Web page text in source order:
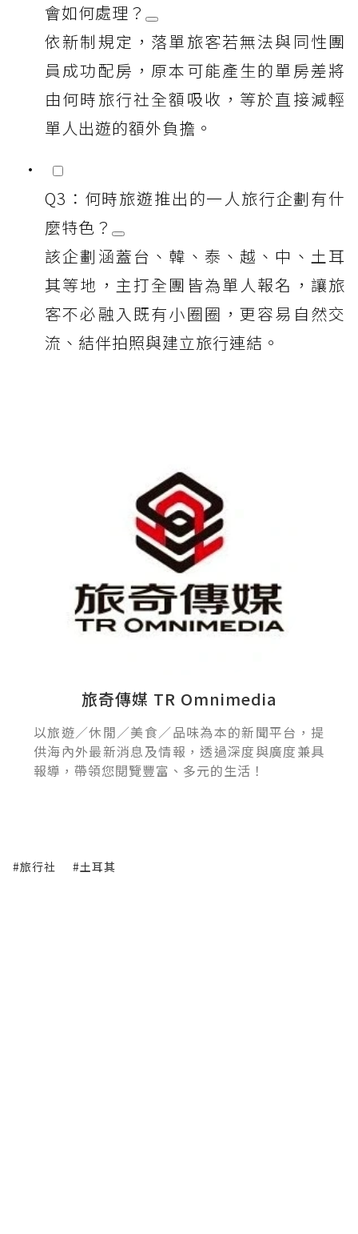
會如何處理？
依新制規定，落單旅客若無法與同性團
員成功配房，原本可能產生的單房差將
由何時旅行社全額吸收，等於直接減輕
單人出遊的額外負擔。
Q3：何時旅遊推出的一人旅行企劃有什
麼特色？
該企劃涵蓋台、韓、泰、越、中、土耳
其等地，主打全團皆為單人報名，讓旅
客不必融入既有小圈圈，更容易自然交
流、結伴拍照與建立旅行連結。
旅奇傳媒 TR Omnimedia
以旅遊／休閒／美食／品味為本的新聞平台，提
供海內外最新消息及情報，透過深度與廣度兼具
報導，帶領您閱覽豐富、多元的生活！
#旅行社 #土耳其